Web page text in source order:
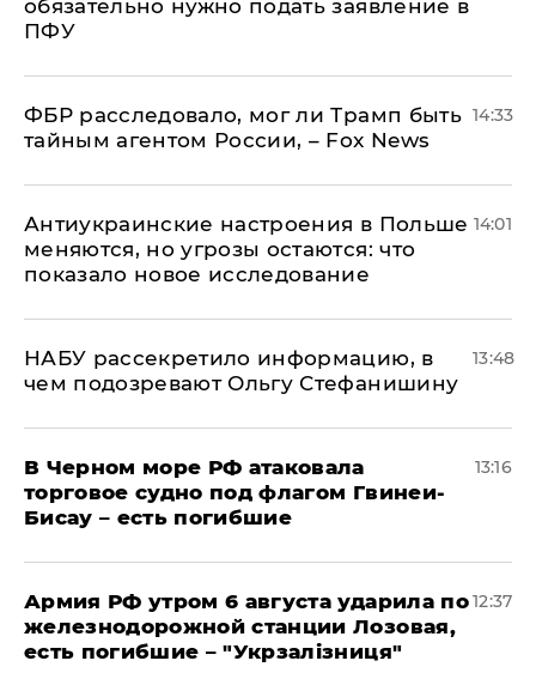
обязательно нужно подать заявление в
ПФУ
ФБР расследовало, мог ли Трамп быть
тайным агентом России, – Fox News
14:33
Антиукраинские настроения в Польше
меняются, но угрозы остаются: что
показало новое исследование
14:01
НАБУ рассекретило информацию, в
чем подозревают Ольгу Стефанишину
13:48
В Черном море РФ атаковала
торговое судно под флагом Гвинеи-
Бисау – есть погибшие
13:16
Армия РФ утром 6 августа ударила по
железнодорожной станции Лозовая,
есть погибшие – "Укрзалізниця"
12:37